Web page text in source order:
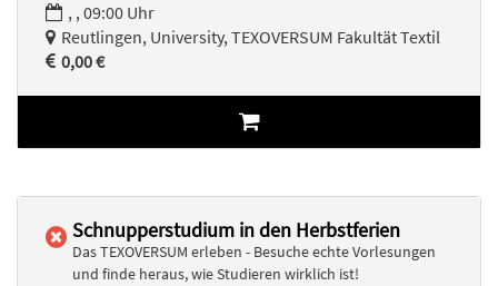
, , 09:00 Uhr
Reutlingen, University, TEXOVERSUM Fakultät Textil
0,00 €
Schnupperstudium in den Herbstferien
Das TEXOVERSUM erleben - Besuche echte Vorlesungen
und finde heraus, wie Studieren wirklich ist!